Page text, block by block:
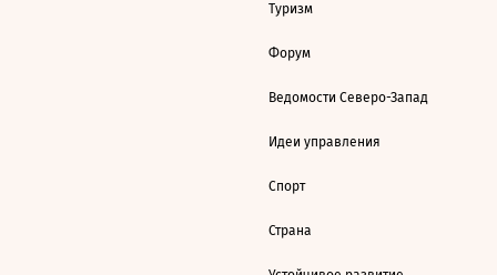
Туризм
Форум
Ведомости Северо-Запад
Идеи управления
Спорт
Страна